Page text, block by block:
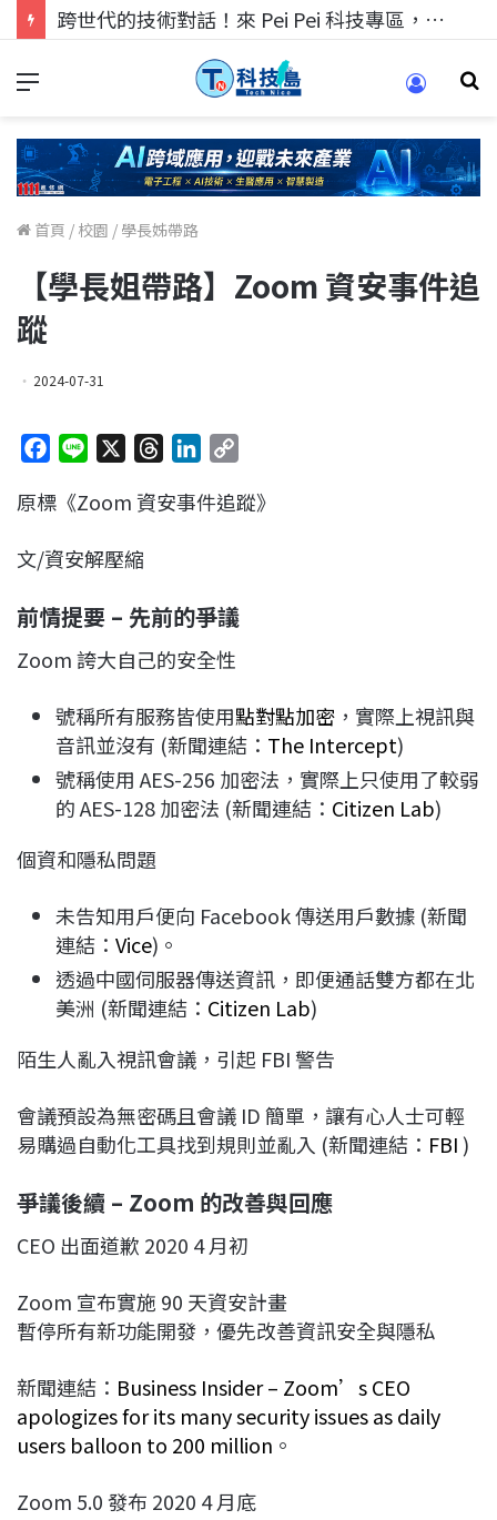
科技人的經驗傳承地！在 Pei Pei 科技專區，與學弟妹交流最硬核的技術
首頁 / 校園 / 學長姊帶路
【學長姐帶路】Zoom 資安事件追
蹤
2024-07-31
c
b
o
n
r
s
n
I
n
p
n
原標《Zoom 資安事件追蹤》
文/資安解壓縮
前情提要 – 先前的爭議
Zoom 誇大自己的安全性
號稱所有服務皆使用點對點加密 ，實際上視訊與
音訊並沒有 (新聞連結： The Intercept)
號稱使用 AES-256 加密法，實際上只使用了較弱
的 AES-128 加密法 (新聞連結： Citizen Lab)
個資和隱私問題
未告知用戶便向 Facebook 傳送用戶數據 (新聞
連結： Vice)。
透過中國伺服器傳送資訊，即便通話雙方都在北
美洲 (新聞連結： Citizen Lab)
陌生人亂入視訊會議，引起 FBI 警告
會議預設為無密碼且會議 ID 簡單，讓有心人士可輕
易購過自動化工具找到規則並亂入 (新聞連結： FBI )
爭議後續 – Zoom 的改善與回應
CEO 出面道歉 2020 4 月初
Zoom 宣布實施 90 天資安計畫
暫停所有新功能開發，優先改善資訊安全與隱私
新聞連結： Business Insider – Zoom’s CEO
apologizes for its many security issues as daily
users balloon to 200 million 。
Zoom 5.0 發布 2020 4 月底